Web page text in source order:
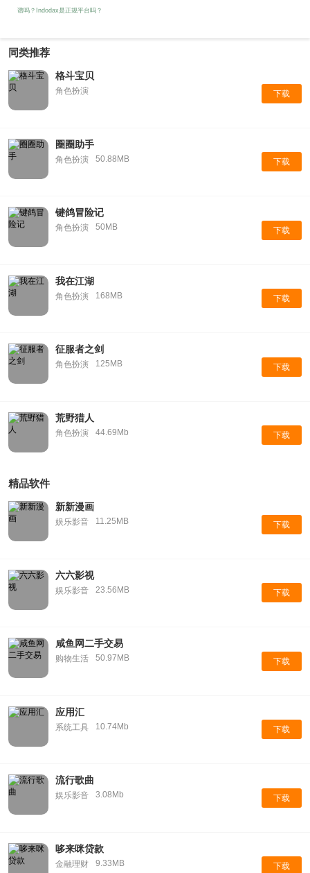
谱吗？Indodax是正规平台吗？
同类推荐
格斗宝贝
角色扮演 下载
圈圈助手
角色扮演 50.88MB 下载
键鸽冒险记
角色扮演 50MB 下载
我在江湖
角色扮演 168MB 下载
征服者之剑
角色扮演 125MB 下载
荒野猎人
角色扮演 44.69Mb 下载
精品软件
新新漫画
娱乐影音 11.25MB 下载
六六影视
娱乐影音 23.56MB 下载
咸鱼网二手交易
购物生活 50.97MB 下载
应用汇
系统工具 10.74Mb 下载
流行歌曲
娱乐影音 3.08Mb 下载
哆来咪贷款
金融理财 9.33MB 下载